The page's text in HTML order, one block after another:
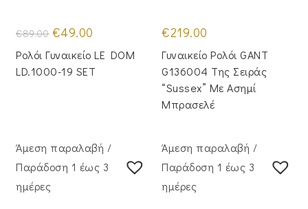
€89.00 Original
price
€89.00.
€49.00
τιμή
είναι:
€49.00.
Ρολόι Γυναικείο LE DOM
LD.1000-19 SET
€219.00
Γυναικείο Ρολόι GANT
G136004 Της Σειράς
“Sussex” Με Ασημί
Μπρασελέ
Άμεση παραλαβή /
Παράδoση 1 έως 3
ημέρες
Άμεση παραλαβή /
Παράδoση 1 έως 3
ημέρες